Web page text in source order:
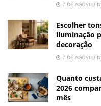
7 DE AGOSTO
Escolher
iluminação
decoração
7 DE AGOSTO
Quanto
2026
mês